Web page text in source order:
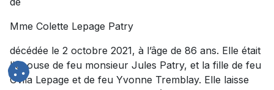
Mme Colette Lepage Patry
décédée le 2 octobre 2021, à l’âge de 86 ans. Elle était
l'épouse de feu monsieur Jules Patry, et la fille de feu
Ovila Lepage et de feu Yvonne Tremblay. Elle laisse